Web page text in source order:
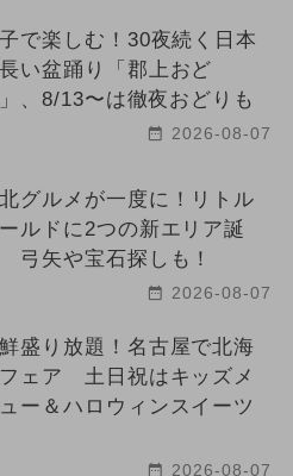
で楽しむ！30夜続く日本
い盆踊り「郡上おど
、8/13〜は徹夜おどりも
2026-08-07
グルメが一度に！リトル
ルドに2つの新エリア誕
弓矢や宝石探しも！
2026-08-07
盛り放題！名古屋で北海
ェア 土日祝はキッズメ
ー＆ハロウィンスイーツ
2026-08-07